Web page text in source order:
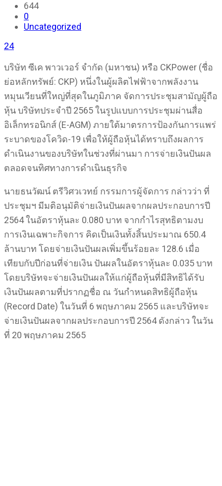
644
0
Uncategorized
24
บริษัท ซีเค พาวเวอร์ จำกัด (มหาชน) หรือ CKPower (ชื่อ
ย่อหลักทรัพย์: CKP) หนึ่งในผู้ผลิตไฟฟ้าจากพลังงาน
หมุนเวียนที่ใหญ่ที่สุดในภูมิภาค จัดการประชุมสามัญผู้ถือ
หุ้น บริษัทประจำปี 2565 ในรูปแบบการประชุมผ่านสื่อ
อิเล็กทรอนิกส์ (E-AGM) ภายใต้มาตรการป้องกันการแพร่
ระบาดของโควิด-19 เพื่อให้ผู้ถือหุ้นได้ทราบถึงผลการ
ดำเนินงานของบริษัทในช่วงที่ผ่านมา การจ่ายเงินปันผล
ตลอดจนทิศทางการดำเนินธุรกิจ
นายธนวัฒน์ ตรีวิศวเวทย์ กรรมการผู้จัดการ กล่าวว่า ที่
ประชุมฯ มีมติอนุมัติจ่ายเงินปันผลจากผลประกอบการปี
2564 ในอัตราหุ้นละ 0.080 บาท จากกำไรสุทธิตามงบ
การเงินเฉพาะกิจการ คิดเป็นเงินทั้งสิ้นประมาณ 650.4
ล้านบาท โดยจ่ายเงินปันผลเพิ่มขึ้นร้อยละ 128.6 เมื่อ
เทียบกับปีก่อนที่จ่ายเงิน ปันผลในอัตราหุ้นละ 0.035 บาท
โดยบริษัทจะจ่ายเงินปันผลให้แก่ผู้ถือหุ้นที่มีสิทธิได้รับ
เงินปันผลตามที่ปรากฏชื่อ ณ วันกำหนดสิทธิผู้ถือหุ้น
(Record Date) ในวันที่ 6 พฤษภาคม 2565 และบริษัทจะ
จ่ายเงินปันผลจากผลประกอบการปี 2564 ดังกล่าว ในวัน
ที่ 20 พฤษภาคม 2565